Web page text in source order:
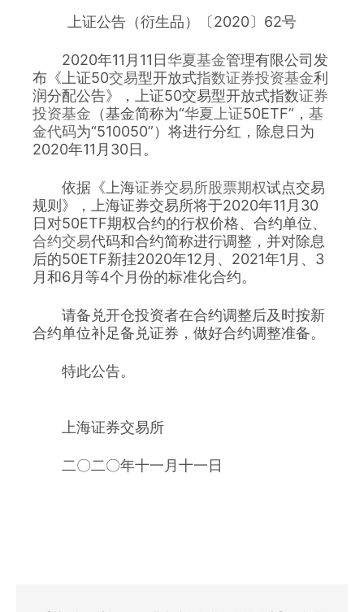
上证公告（衍生品）〔2020〕62号
2020年11月11日华夏基金管理有限公司发
布《上证50交易型开放式指数证券投资基金利
润分配公告》，上证50交易型开放式指数证券
投资基金 （基金简称为“华夏上证50ETF”， 基
金代码为“510050”）将进行分红，除息日为
2020年11月30日。
依据《上海证券交易所股票期权试点交易
规则》，上海证券交易所将于2020年11月30
日对50ETF期权合约的行权价格、合约单位、
合约交易代码和合约简称进行调整，并对除息
后的50ETF新挂2020年12月、2021年1月、3
月和6月等4个月份的标准化合约。
请备兑开仓投资者在合约调整后及时按新
合约单位补足备兑证券，做好合约调整准备。
特此公告。
上海证券交易所
二〇二〇年十一月十一日